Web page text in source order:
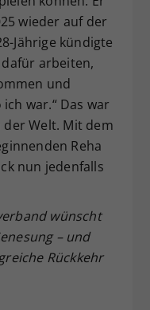
wieder auf der
Jährige kündigte
arbeiten,
und
war.“ Das war
Welt. Mit dem
Reha
nun jedenfalls
wünscht
– und
Rückkehr